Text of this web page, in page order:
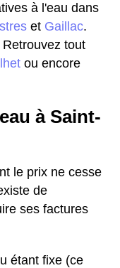
à l'eau dans
et Gaillac.
tout
ou encore
à Saint-
le prix ne cesse
de
ses factures
étant fixe (ce